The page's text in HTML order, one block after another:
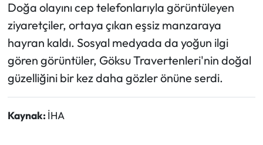
Doğa olayını cep telefonlarıyla görüntüleyen
ziyaretçiler, ortaya çıkan eşsiz manzaraya
hayran kaldı. Sosyal medyada da yoğun ilgi
gören görüntüler, Göksu Travertenleri'nin doğal
güzelliğini bir kez daha gözler önüne serdi.
Kaynak: İHA